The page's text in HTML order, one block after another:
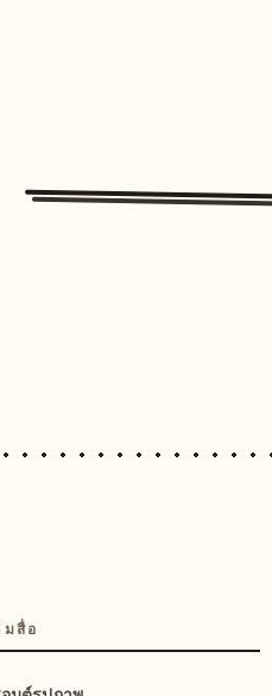
มสื่อ